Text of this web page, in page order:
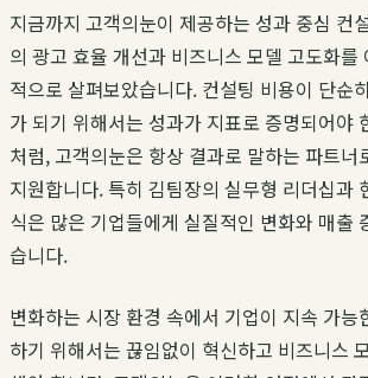
지금까지 고객의눈이 제공하는 성과 중심 컨
의 광고 효율 개선과 비즈니스 모델 고도화를
적으로 살펴보았습니다. 컨설팅 비용이 단순
가 되기 위해서는 성과가 지표로 증명되어야
처럼,고객의눈은 항상 결과로 말하는 파트너
지원합니다. 특히 김팀장의 실무형 리더십과
식은 많은 기업들에게 실질적인 변화와 매출
습니다.
변화하는 시장 환경 속에서 기업이 지속 가능
하기 위해서는 끊임없이 혁신하고 비즈니스